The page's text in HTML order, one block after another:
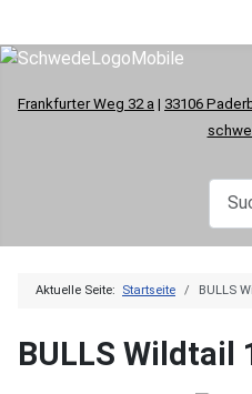
Frankfurter Weg 32 a | 33106
Aktuelle Seite: Startseite BULLS
BULLS Wildtail